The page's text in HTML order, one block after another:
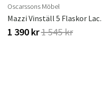
Oscarssons Möbel
Mazzi
1 390 kr1 545 kr